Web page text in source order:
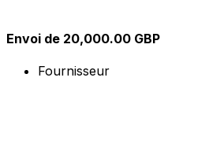
Envoi de 20,000.00 GBP
Fournisseur